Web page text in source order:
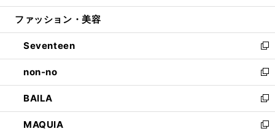
開
ウ
開
く
ン
ウ
で
開
く
ウ
ン
ド
ウ
で
開
く
ファッション・美容
Seventeen
新
し
い
ウ
ィ
ン
ド
non-no
新
し
い
ウ
ィ
BAILA
新
し
い
MAQUIA
新